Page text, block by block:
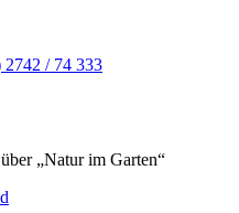
2742 / 74 333
„Natur im Garten“